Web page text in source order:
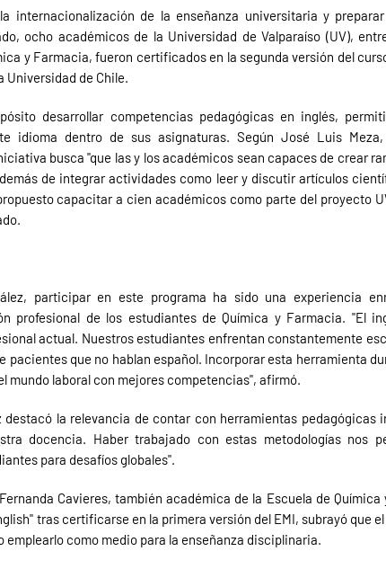
internacionalización de la enseñanza universitaria y
ocho académicos de la Universidad de Valparaíso (UV),
y Farmacia, fueron certificados en la segunda versión del
Universidad de Chile.
desarrollar competencias pedagógicas en inglés,
idioma dentro de sus asignaturas. Según José Luis
busca "que las y los académicos sean capaces de crear
de integrar actividades como leer y discutir artículos
capacitar a cien académicos como parte del proyecto
participar en este programa ha sido una experiencia
profesional de los estudiantes de Química y Farmacia. "El
actual. Nuestros estudiantes enfrentan constantemente
pacientes que no hablan español. Incorporar esta herramienta
mundo laboral con mejores competencias", afirmó.
destacó la relevancia de contar con herramientas pedagógicas
docencia. Haber trabajado con estas metodologías nos
para desafíos globales".
Cavieres, también académica de la Escuela de
tras certificarse en la primera versión del EMI, subrayó que
emplearlo como medio para la enseñanza disciplinaria.